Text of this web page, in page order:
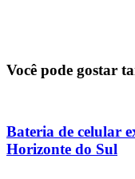
Você pode gostar
Bateria de celular
Horizonte do Sul